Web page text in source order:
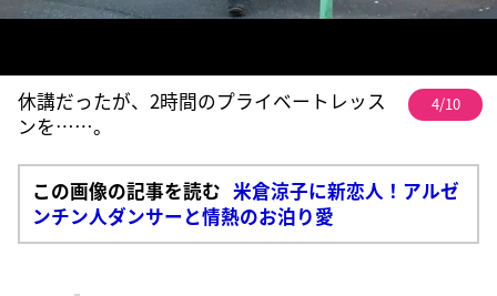
休講だったが、2時間のプライベートレッス
ンを……。
4/10
この画像の記事を読む 米倉涼子に新恋人！アルゼ
ンチン人ダンサーと情熱のお泊り愛